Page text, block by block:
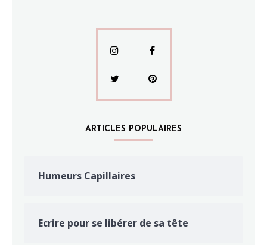
ARTICLES POPULAIRES
Humeurs Capillaires
Ecrire pour se libérer de sa tête